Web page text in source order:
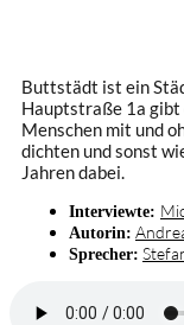
Buttstädt ist ein
Hauptstraße 1a gibt
Menschen mit und
dichten und sonst
Jahren dabei.
Interviewte:
Autorin:
Sprecher: